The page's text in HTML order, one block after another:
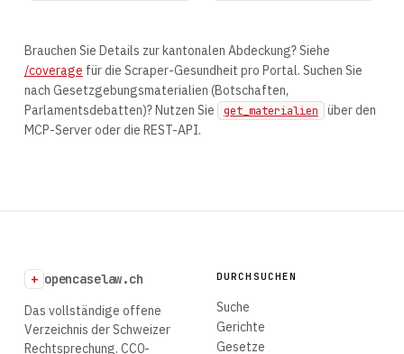
Brauchen Sie Details zur kantonalen Abdeckung? Siehe
/coverage für die Scraper-Gesundheit pro Portal. Suchen Sie
nach Gesetzgebungsmaterialien (Botschaften,
Parlamentsdebatten)? Nutzen Sie
get_materialien
über den
MCP-Server oder die REST-API.
+ opencaselaw.ch
Das vollständige offene
Verzeichnis der Schweizer
Rechtsprechung. CC0-
DURCHSUCHEN
Suche
Gerichte
Gesetze